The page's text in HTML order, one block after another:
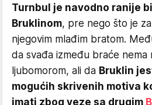
Turnbul je navodno ranije
Bruklinom, pre nego što je
njegovim mlađim bratom.
da svađa između braće nema
ljubomorom, ali da Bruklin
mogućih skrivenih motiva
imati zbog veze sa drugim